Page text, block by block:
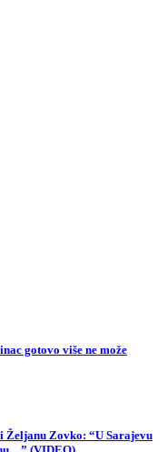
gotovo više ne može
Željanu Zovko: “U Sarajevu